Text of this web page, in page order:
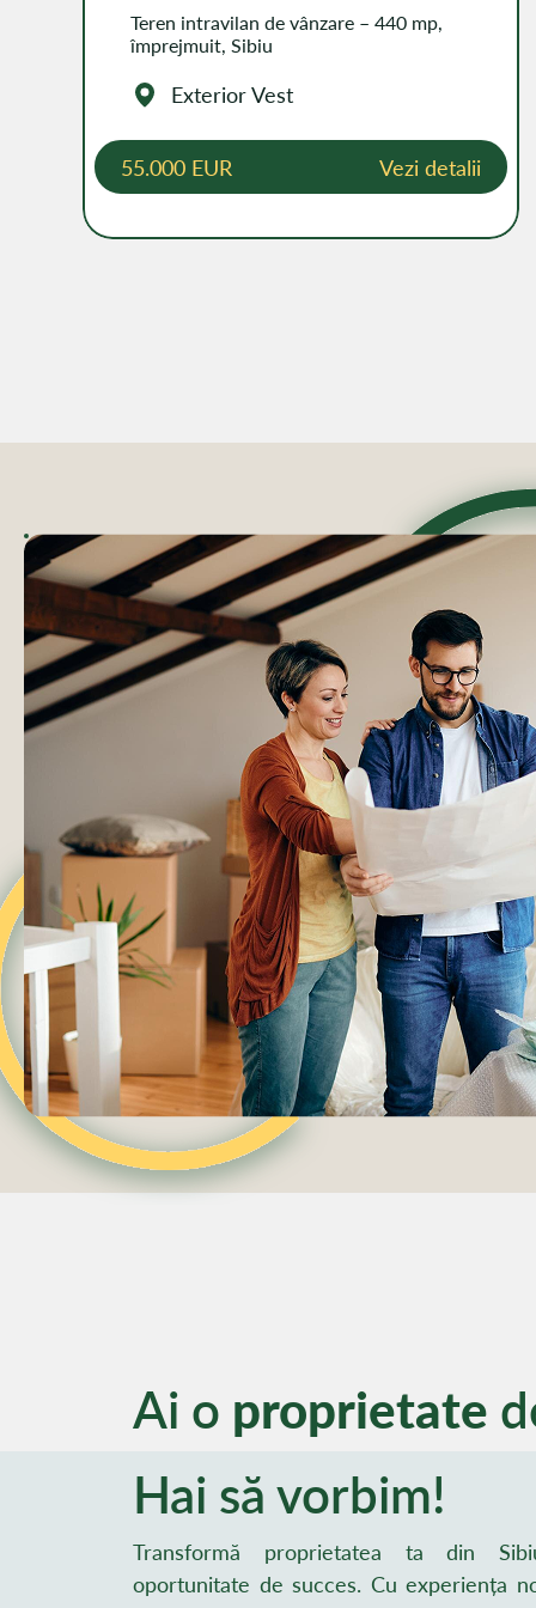
Teren intravilan de vânzare – 440 mp,
împrejmuit, Sibiu
Exterior Vest
55.000 EUR Vezi detalii
Ai o proprietate
Hai să vorbim!
Transformă proprietatea ta din
oportunitate de succes. Cu experiența